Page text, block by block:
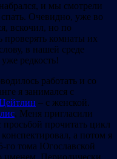
и мы смотрели
Очевидно, уже во
вскочил, но по
комнаты их
в нашей среде
редкость!
работать и со
я занимался с
– с женской.
. Меня пригласили
прочитать цикл
а потом я
го тома Югославской